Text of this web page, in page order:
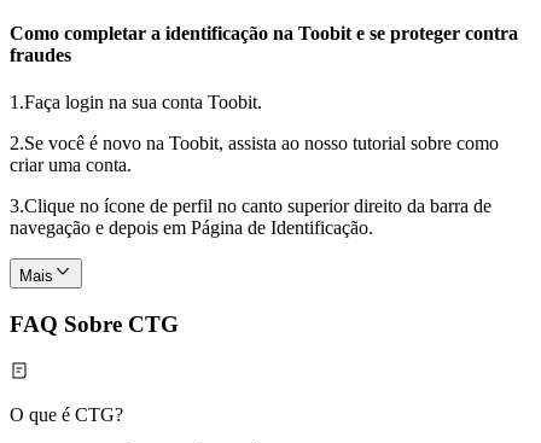
Como completar a identificação na Toobit e se proteger contra
fraudes
1.Faça login na sua conta Toobit.
2.Se você é novo na Toobit, assista ao nosso tutorial sobre como
criar uma conta.
3.Clique no ícone de perfil no canto superior direito da barra de
navegação e depois em Página de Identificação.
Mais
FAQ Sobre CTG
O que é CTG?